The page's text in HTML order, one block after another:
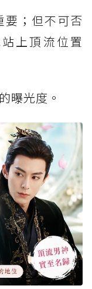
要；但不可否
上頂流位置
曝光度。